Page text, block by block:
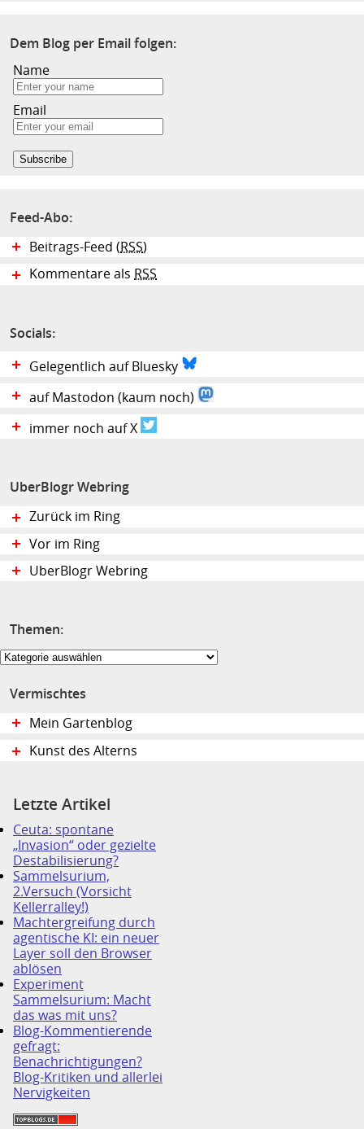
Dem Blog per Email folgen:
Name
Email
Feed-Abo:
Beitrags-Feed (RSS)
Kommentare als RSS
Socials:
Gelegentlich auf Bluesky
auf Mastodon (kaum noch)
immer noch auf X
UberBlogr Webring
Zurück im Ring
Vor im Ring
UberBlogr Webring
Themen:
Themen:
Vermischtes
Mein Gartenblog
Kunst des Alterns
Letzte Artikel
Ceuta: spontane
„Invasion“ oder gezielte
Destabilisierung?
Sammelsurium,
2.Versuch (Vorsicht
Kellerralley!)
Machtergreifung durch
agentische KI: ein neuer
Layer soll den Browser
ablösen
Experiment
Sammelsurium: Macht
das was mit uns?
Blog-Kommentierende
gefragt:
Benachrichtigungen?
Blog-Kritiken und allerlei
Nervigkeiten